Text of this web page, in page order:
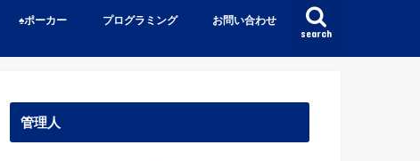
search
♠️ポーカー プログラミング お問い合わせ
管理人